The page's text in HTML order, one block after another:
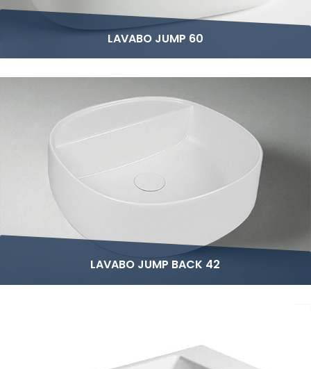
LAVABO JUMP 60
LAVABO JUMP BACK 42